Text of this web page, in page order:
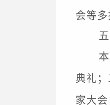
会等
五
典礼
家大